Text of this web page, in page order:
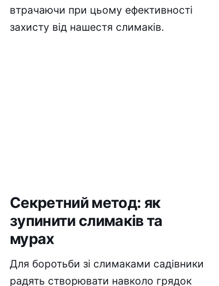
втрачаючи при цьому ефективності
захисту від нашестя слимаків.
Секретний метод: як
зупинити слимаків та
мурах
Для боротьби зі слимаками садівники
радять створювати навколо грядок